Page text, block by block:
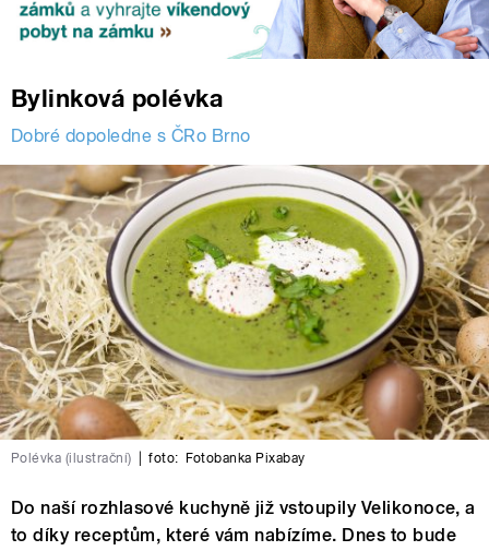
Bylinková polévka
Dobré dopoledne s ČRo Brno
Polévka (ilustrační) foto: Fotobanka Pixabay
Do naší rozhlasové kuchyně již vstoupily Velikonoce, a
to díky receptům, které vám nabízíme. Dnes to bude